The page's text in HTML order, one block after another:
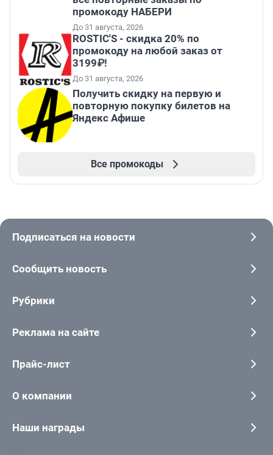
промокоду НАБЕРИ
До 31 августа, 2026
ROSTIC'S - скидка 20% по
промокоду на любой заказ от
3199₽!
До 31 августа, 2026
Получить скидку на первую и
повторную покупку билетов на
Яндекс Афише
Все промокоды
Подписаться на новости
Сообщить новость
Рубрики
Реклама на сайте
Прайс-лист
О компании
Наши награды